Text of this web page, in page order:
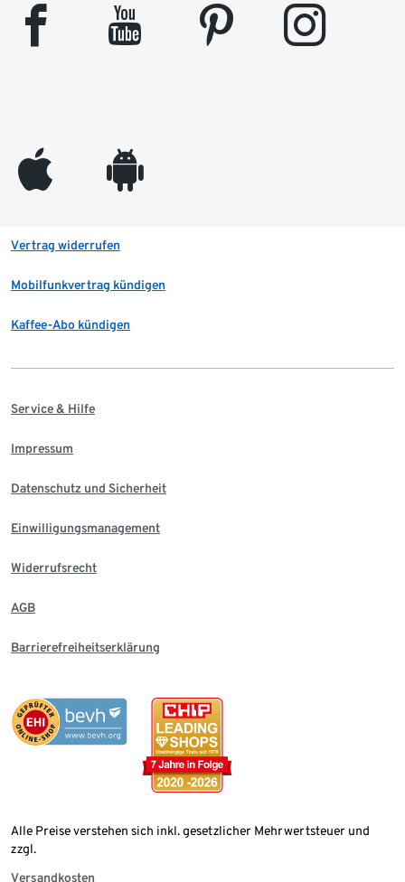
facebook youtube pinterest instagram
appleinc android
Vertrag widerrufen
Mobilfunkvertrag kündigen
Kaffee-Abo kündigen
Service & Hilfe
Impressum
Datenschutz und Sicherheit
Einwilligungsmanagement
Widerrufsrecht
AGB
Barrierefreiheitserklärung
Alle Preise verstehen sich inkl. gesetzlicher Mehrwertsteuer und
zzgl.
Versandkosten